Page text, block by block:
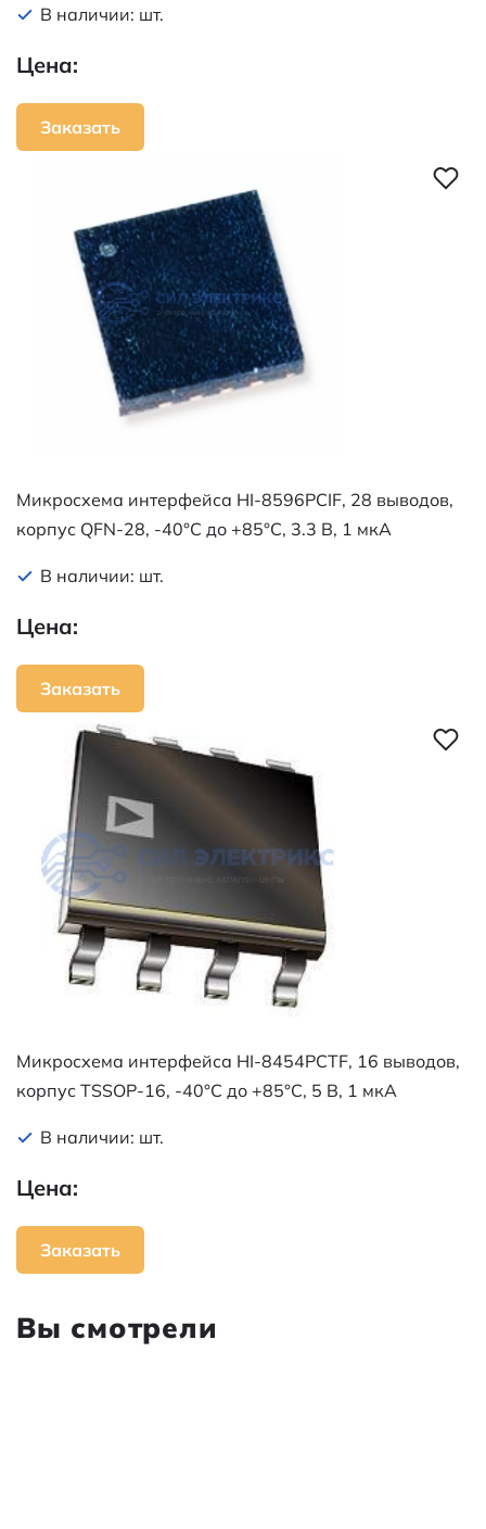
В наличии: шт.
Цена:
Заказать
Микросхема интерфейса HI-8596PCIF, 28 выводов,
корпус QFN-28, -40°C до +85°C, 3.3 В, 1 мкА
В наличии: шт.
Цена:
Заказать
Микросхема интерфейса HI-8454PCTF, 16 выводов,
корпус TSSOP-16, -40°C до +85°C, 5 В, 1 мкА
В наличии: шт.
Цена:
Заказать
Вы смотрели